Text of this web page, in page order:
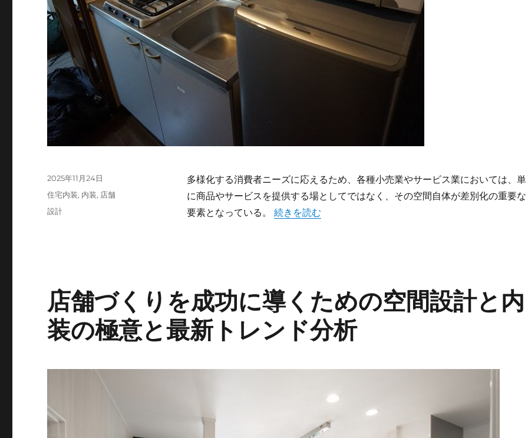
多様化する消費者ニーズに応えるため、各種小売業やサービス業においては、単
に商品やサービスを提供する場としてではなく、その空間自体が差別化の重要な
要素となっている。 “顧客体験を高める店舗設計と内装の戦略が生み出す新時代
続きを読む
投
稿
2025年11月24日
カ
テ
住宅内装, 内装, 店舗
タ
設計
店舗づくりを成功に導くための空間設計と内
装の極意と最新トレンド分析